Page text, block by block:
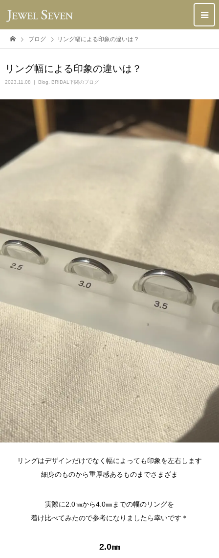
ブログ リング幅による印象の違いは？
リング幅による印象の違いは？
2023.11.08 Blog BRIDAL下関のブログ
リングはデザインだけでなく幅によっても印象を左右します
細身のものから重厚感あるものまでさまざま
実際に2.0㎜から4.0㎜までの幅のリングを
着け比べてみたので参考になりましたら幸いです＊
2.0㎜